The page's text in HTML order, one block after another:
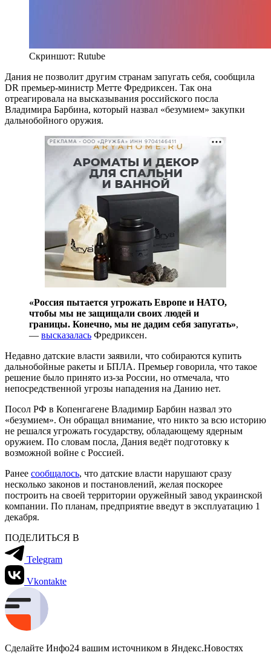
Скриншот: Rutube
Дания не позволит другим странам запугать себя, сообщила
DR премьер-министр Метте Фредриксен. Так она
отреагировала на высказывания российского посла
Владимира Барбина, который назвал «безумием» закупки
дальнобойного оружия.
РЕКЛАМА • ООО «ДРУЖБА» ИНН 9704146411
«Россия пытается угрожать Европе и НАТО,
чтобы мы не защищали своих людей и
границы. Конечно, мы не дадим себя запугать»,
— высказалась Фредриксен.
Недавно датские власти заявили, что собираются купить
дальнобойные ракеты и БПЛА. Премьер говорила, что такое
решение было принято из-за России, но отмечала, что
непосредственной угрозы нападения на Данию нет.
Посол РФ в Копенгагене Владимир Барбин назвал это
«безумием». Он обращал внимание, что никто за всю историю
не решался угрожать государству, обладающему ядерным
оружием. По словам посла, Дания ведёт подготовку к
возможной войне с Россией.
Ранее сообщалось, что датские власти нарушают сразу
несколько законов и постановлений, желая поскорее
построить на своей территории оружейный завод украинской
компании. По планам, предприятие введут в эксплуатацию 1
декабря.
ПОДЕЛИТЬСЯ В
Telegram
Vkontakte
Сделайте Инфо24 вашим источником в Яндекс.Новостях